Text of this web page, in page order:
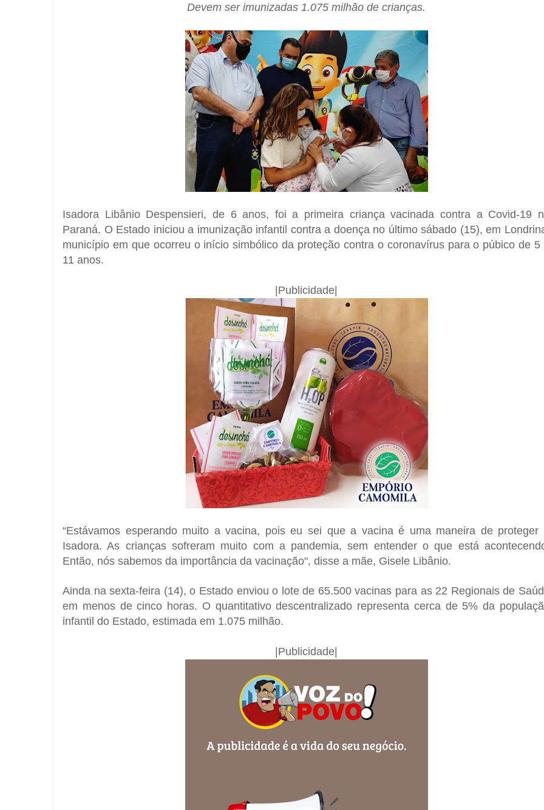
Devem ser imunizadas 1.075 milhão de crianças.
Isadora Libânio Despensieri, de 6 anos, foi a primeira criança vacinada contra a Covid-19
Paraná. O Estado iniciou a imunização infantil contra a doença no último sábado (15), em
município em que ocorreu o início simbólico da proteção contra o coronavírus para o púbico de 5
11 anos.
|Publicidade|
“Estávamos esperando muito a vacina, pois eu sei que a vacina é uma maneira de proteger
Isadora. As crianças sofreram muito com a pandemia, sem entender o que está
Então, nós sabemos da importância da vacinação", disse a mãe, Gisele Libânio.
Ainda na sexta-feira (14), o Estado enviou o lote de 65.500 vacinas para as 22 Regionais de
em menos de cinco horas. O quantitativo descentralizado representa cerca de 5% da
infantil do Estado, estimada em 1.075 milhão.
|Publicidade|